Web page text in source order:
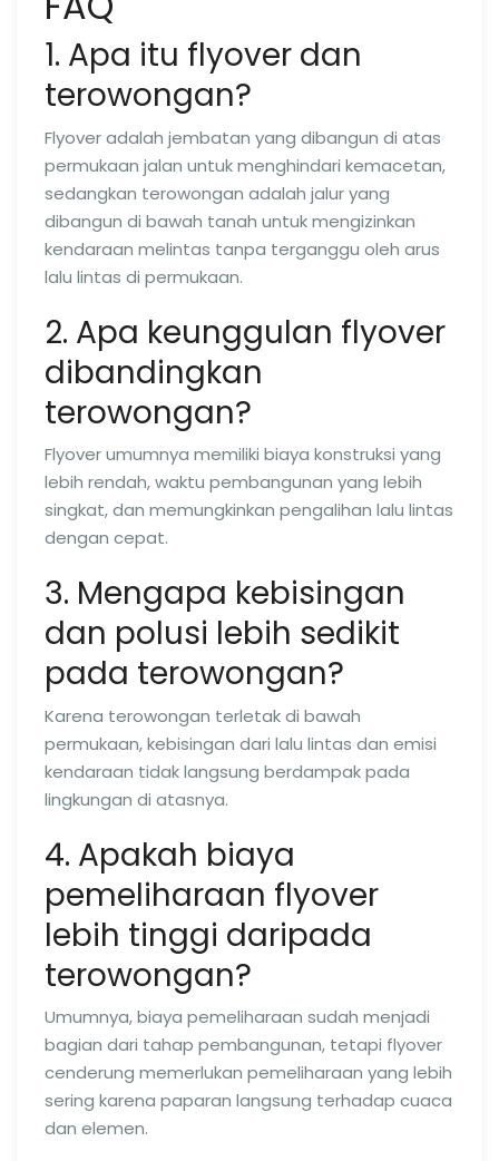
1. Apa itu flyover dan
terowongan?
Flyover adalah jembatan yang dibangun di atas
permukaan jalan untuk menghindari kemacetan,
sedangkan terowongan adalah jalur yang
dibangun di bawah tanah untuk mengizinkan
kendaraan melintas tanpa terganggu oleh arus
lalu lintas di permukaan.
2. Apa keunggulan flyover
dibandingkan
terowongan?
Flyover umumnya memiliki biaya konstruksi yang
lebih rendah, waktu pembangunan yang lebih
singkat, dan memungkinkan pengalihan lalu lintas
dengan cepat.
3. Mengapa kebisingan
dan polusi lebih sedikit
pada terowongan?
Karena terowongan terletak di bawah
permukaan, kebisingan dari lalu lintas dan emisi
kendaraan tidak langsung berdampak pada
lingkungan di atasnya.
4. Apakah biaya
pemeliharaan flyover
lebih tinggi daripada
terowongan?
Umumnya, biaya pemeliharaan sudah menjadi
bagian dari tahap pembangunan, tetapi flyover
cenderung memerlukan pemeliharaan yang lebih
sering karena paparan langsung terhadap cuaca
dan elemen.